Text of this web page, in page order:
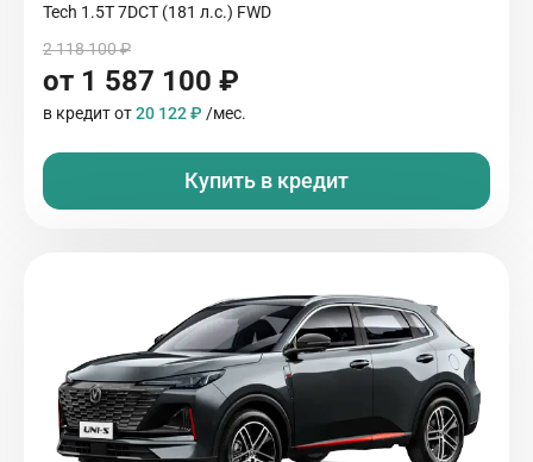
Tech 1.5T 7DCT (181 л.с.) FWD
2 118 100 ₽
от 1 587 100 ₽
в кредит от20 122 ₽ /мес.
Купить в кредит